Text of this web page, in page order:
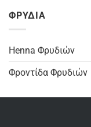
ΦΡΥΔΙΑ
Henna Φρυδιών
Φροντίδα Φρυδιών